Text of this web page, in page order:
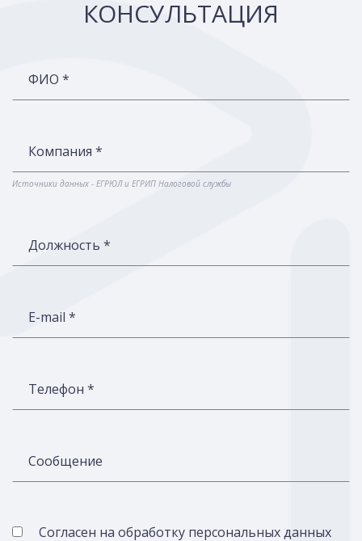
КОНСУЛЬТАЦИЯ
ФИО *
Компания *
Источники данных - ЕГРЮЛ и ЕГРИП Налоговой службы
Должность *
E-mail *
Телефон *
Сообщение
Согласен на обработку персональных данных